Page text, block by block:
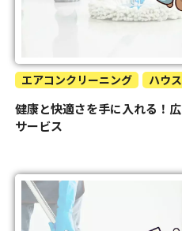
エアコンクリーニング ハウ
健康と快適さを手に入れる！
サービス